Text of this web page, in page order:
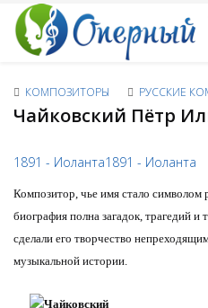
КОМПОЗИТОРЫ РУССКИЕ
Чайковский Пётр
1891 - Иоланта1891 - Иоланта
Композитор, чье имя стало символом
биография полна загадок, трагедий
сделали его творчество
музыкальной истории.